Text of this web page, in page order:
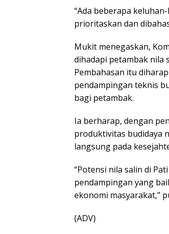
“Ada beberapa
prioritaskan dan
Mukit menegaskan,
dihadapi petambak nila
Pembahasan itu
pendampingan teknis
bagi petambak.
Ia berharap, dengan
produktivitas budidaya
langsung pada
“Potensi nila salin di
pendampingan yang
ekonomi masyarakat,”
(ADV)